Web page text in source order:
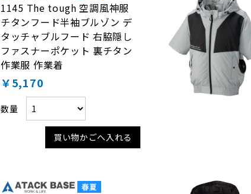
1145 The tough 空調風神服
チタンフード半袖ブルゾン デ
タッチャブルフード 右脇隠し
ファスナーポケット 裏チタン
作業服 作業着
￥5,170
数量
買い物かごへ入れる